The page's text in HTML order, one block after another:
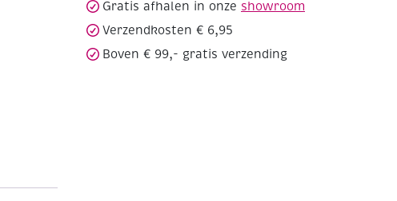
Gratis afhalen in onze showroom
Verzendkosten € 6,95
Boven € 99,- gratis verzending